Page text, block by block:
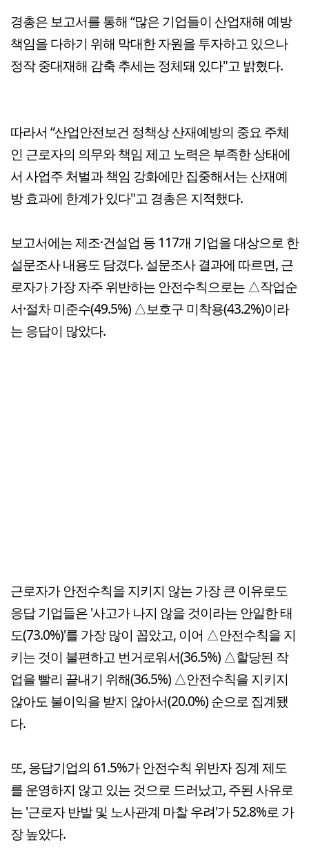
경총은 보고서를 통해 “많은 기업들이 산업재해 예방
책임을 다하기 위해 막대한 자원을 투자하고 있으나
정작 중대재해 감축 추세는 정체돼 있다"고 밝혔다.
따라서 “산업안전보건 정책상 산재예방의 중요 주체
인 근로자의 의무와 책임 제고 노력은 부족한 상태에
서 사업주 처벌과 책임 강화에만 집중해서는 산재예
방 효과에 한계가 있다"고 경총은 지적했다.
보고서에는 제조·건설업 등 117개 기업을 대상으로 한
설문조사 내용도 담겼다. 설문조사 결과에 따르면, 근
로자가 가장 자주 위반하는 안전수칙으로는 △작업순
서·절차 미준수(49.5%) △보호구 미착용(43.2%)이라
는 응답이 많았다.
근로자가 안전수칙을 지키지 않는 가장 큰 이유로도
응답 기업들은 '사고가 나지 않을 것이라는 안일한 태
도(73.0%)'를 가장 많이 꼽았고, 이어 △안전수칙을 지
키는 것이 불편하고 번거로워서(36.5%) △할당된 작
업을 빨리 끝내기 위해(36.5%) △안전수칙을 지키지
않아도 불이익을 받지 않아서(20.0%) 순으로 집계됐
다.
또, 응답기업의 61.5%가 안전수칙 위반자 징계 제도
를 운영하지 않고 있는 것으로 드러났고, 주된 사유로
는 '근로자 반발 및 노사관계 마찰 우려'가 52.8%로 가
장 높았다.